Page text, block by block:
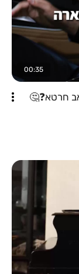
00:35
חרטא❓️🤔